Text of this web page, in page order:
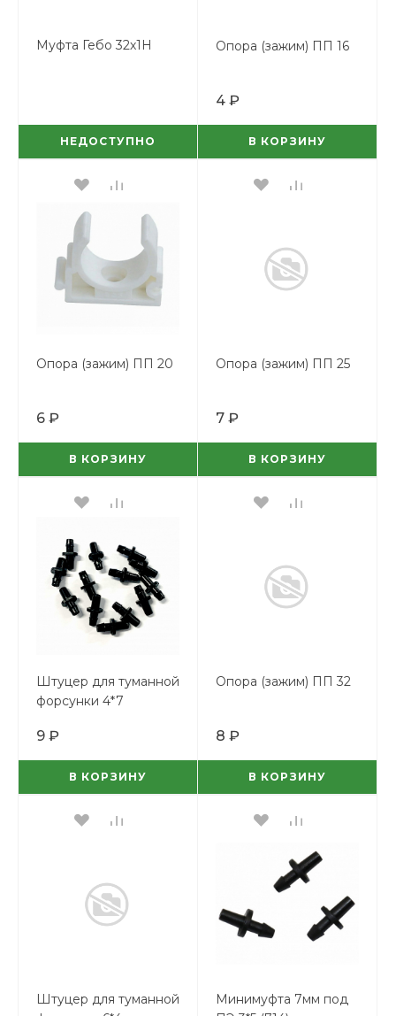
Муфта Гебо 32х1Н
НЕДОСТУПНО
Опора (зажим) ПП 16
4 ₽
В КОРЗИНУ
Опора (зажим) ПП 20
6 ₽
В КОРЗИНУ
Опора (зажим) ПП 25
7 ₽
В КОРЗИНУ
Штуцер для туманной
форсунки 4*7
9 ₽
В КОРЗИНУ
Опора (зажим) ПП 32
8 ₽
В КОРЗИНУ
Штуцер для туманной
Минимуфта 7мм под